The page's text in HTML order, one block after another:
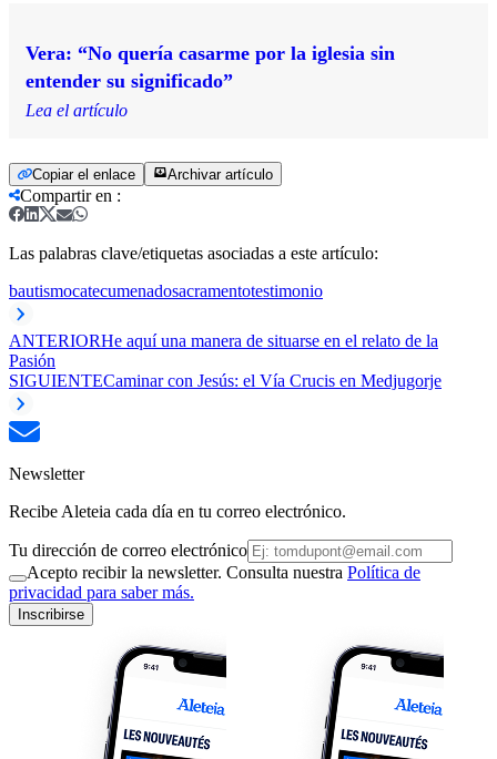
Vera: “No quería casarme por la iglesia sin
entender su significado”
Lea el artículo
Copiar el enlace Archivar artículo
Compartir en :
Las palabras clave/etiquetas asociadas a este artículo:
bautismocatecumenadosacramentotestimonio
ANTERIORHe aquí una manera de situarse en el relato de la
Pasión
SIGUIENTECaminar con Jesús: el Vía Crucis en Medjugorje
Newsletter
Recibe Aleteia cada día en tu correo electrónico.
Tu dirección de correo electrónico
Acepto recibir la newsletter. Consulta nuestra Política de
privacidad para saber más.
Inscribirse